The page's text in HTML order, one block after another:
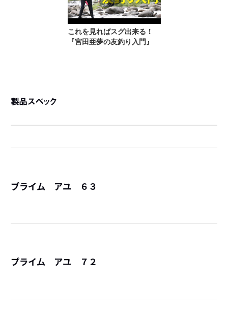
製品スペック
プライム アユ ６３
プライム アユ ７２